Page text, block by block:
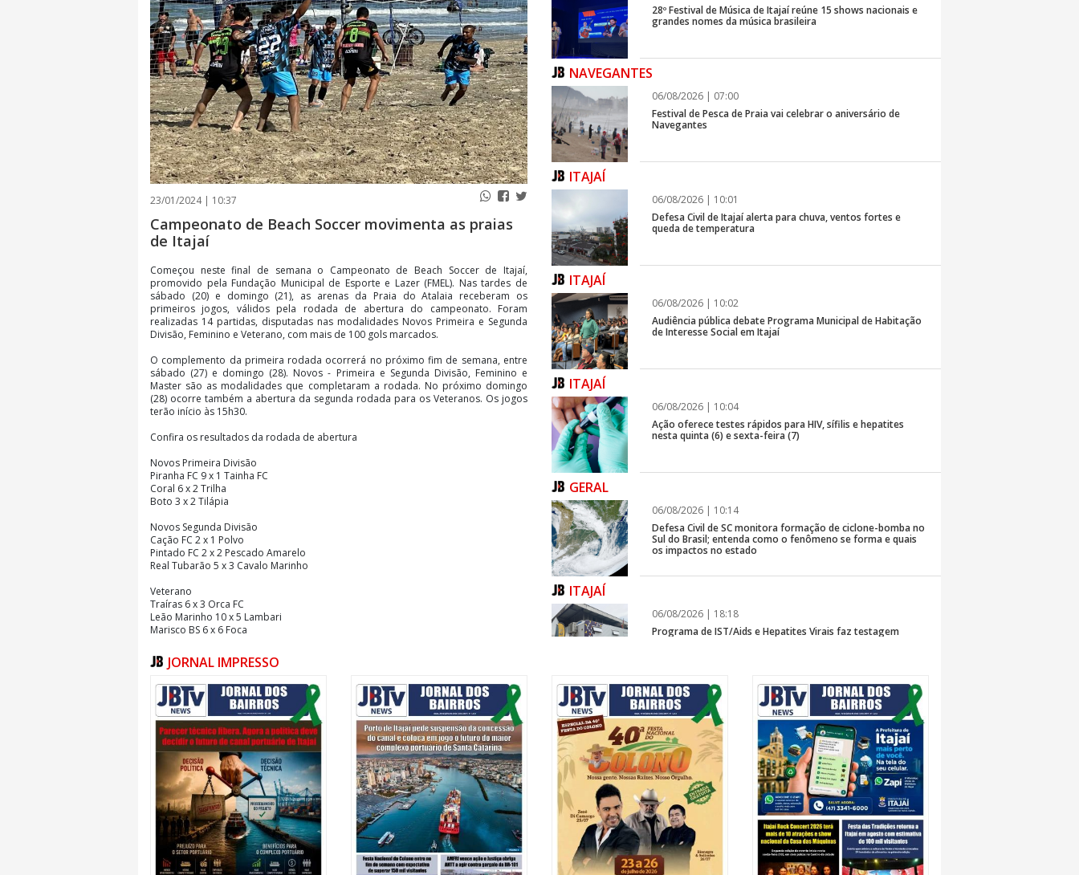
23/01/2024 | 10:37
Campeonato de Beach Soccer movimenta as praias
de Itajaí
Começou neste final de semana o Campeonato de Beach Soccer de Itajaí,
promovido pela Fundação Municipal de Esporte e Lazer (FMEL). Nas tardes de
sábado (20) e domingo (21), as arenas da Praia do Atalaia receberam os
primeiros jogos, válidos pela rodada de abertura do campeonato. Foram
realizadas 14 partidas, disputadas nas modalidades Novos Primeira e Segunda
Divisão, Feminino e Veterano, com mais de 100 gols marcados.
O complemento da primeira rodada ocorrerá no próximo fim de semana, entre
sábado (27) e domingo (28). Novos - Primeira e Segunda Divisão, Feminino e
Master são as modalidades que completaram a rodada. No próximo domingo
(28) ocorre também a abertura da segunda rodada para os Veteranos. Os jogos
terão início às 15h30.
Confira os resultados da rodada de abertura
Novos Primeira Divisão
Piranha FC 9 x 1 Tainha FC
Coral 6 x 2 Trilha
Boto 3 x 2 Tilápia
Novos Segunda Divisão
Cação FC 2 x 1 Polvo
Pintado FC 2 x 2 Pescado Amarelo
Real Tubarão 5 x 3 Cavalo Marinho
Veterano
Traíras 6 x 3 Orca FC
Leão Marinho 10 x 5 Lambari
Marisco BS 6 x 6 Foca
Robalo 5 x 4 Cherne
Trilha 4 x 2 Marisco Veterano
Feminino
Foca 4 x 2 Atum Feminino
Cherne/Marcílio Divas 2 x 2 Merluza
Para acompanhar o calendário dos jogos, resultados, classificação, artilharia e
demais informações dos campeonatos, visite o portal da FMEL disponível neste
link.
Fonte: Secom Itajaí
28º Festival de Música de Itajaí reúne 15 shows nacionais e
grandes nomes da música brasileira
NAVEGANTES
06/08/2026 | 07:00
Festival de Pesca de Praia vai celebrar o aniversário de
Navegantes
ITAJAÍ
06/08/2026 | 10:01
Defesa Civil de Itajaí alerta para chuva, ventos fortes e
queda de temperatura
ITAJAÍ
06/08/2026 | 10:02
Audiência pública debate Programa Municipal de Habitação
de Interesse Social em Itajaí
ITAJAÍ
06/08/2026 | 10:04
Ação oferece testes rápidos para HIV, sífilis e hepatites
nesta quinta (6) e sexta-feira (7)
GERAL
06/08/2026 | 10:14
Defesa Civil de SC monitora formação de ciclone-bomba no
Sul do Brasil; entenda como o fenômeno se forma e quais
os impactos no estado
ITAJAÍ
06/08/2026 | 18:18
Programa de IST/Aids e Hepatites Virais faz testagem
GERAL
06/08/2026 | 18:28
Ciclone-bomba se forma sobre o oceano, mas Santa
Catarina terá impactos provocados pela frente fria e pelo
vento Sul
ITAPEMA
06/08/2026 | 07:00
Secretaria de Cultura retoma oficinas culturais com diversas
modalidades para a comunidade
JORNAL IMPRESSO